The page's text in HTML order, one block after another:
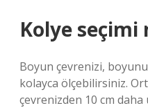
Kolye seçimi
Boyun çevrenizi,
kolayca ölçebilirsiniz.
çevrenizden 10 cm